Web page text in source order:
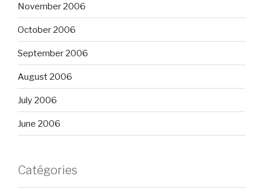
November 2006
October 2006
September 2006
August 2006
July 2006
June 2006
Catégories